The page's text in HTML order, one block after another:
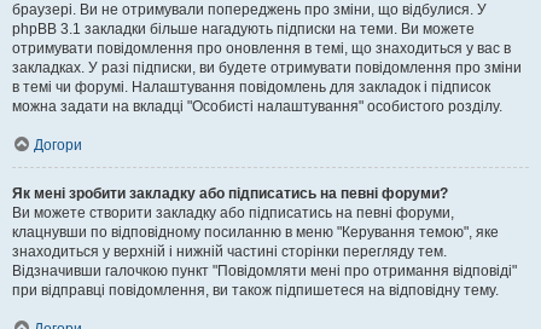
браузері. Ви не отримували попереджень про зміни, що відбулися. У
phpBB 3.1 закладки більше нагадують підписки на теми. Ви можете
отримувати повідомлення про оновлення в темі, що знаходиться у вас в
закладках. У разі підписки, ви будете отримувати повідомлення про зміни
в темі чи форумі. Налаштування повідомлень для закладок і підписок
можна задати на вкладці "Особисті налаштування" особистого розділу.
Догори
Як мені зробити закладку або підписатись на певні форуми?
Ви можете створити закладку або підписатись на певні форуми,
клацнувши по відповідному посиланню в меню "Керування темою", яке
знаходиться у верхній і нижній частині сторінки перегляду тем.
Відзначивши галочкою пункт "Повідомляти мені про отримання відповіді"
при відправці повідомлення, ви також підпишетеся на відповідну тему.